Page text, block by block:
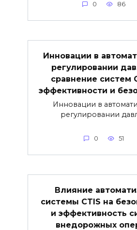
0 86
Инновации в
регулировании
сравнение систем
эффективности и
Инновации в
регулировании
0 51
Влияние
системы CTIS на
и эффективность
внедорожных